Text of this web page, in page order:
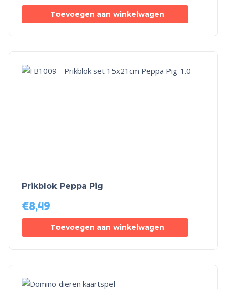
Toevoegen aan winkelwagen
Prikblok Peppa Pig
€8,49
Toevoegen aan winkelwagen